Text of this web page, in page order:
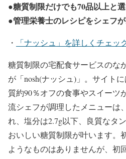
●糖質制限だけでも70品以上と
●管理栄養士のレシピをシェフ
・ 「ナッシュ」を詳しくチェッ
糖質制限の宅配食サービスのな
が「nosh(ナッシュ)」。サイト
質約90％オフの食事やスイーツ
流シェフが調理したメニューは
れ、塩分は2.7g以下、良質なタ
おいしい糖質制限が叶います。
ようなものはありませんが、初